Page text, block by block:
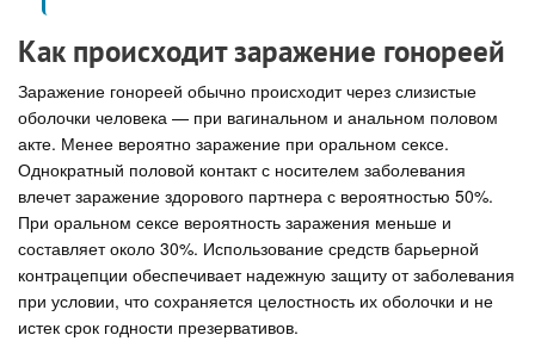
Как происходит заражение гонореей
Заражение гонореей обычно происходит через слизистые
оболочки человека — при вагинальном и анальном половом
акте. Менее вероятно заражение при оральном сексе.
Однократный половой контакт с носителем заболевания
влечет заражение здорового партнера с вероятностью 50%.
При оральном сексе вероятность заражения меньше и
составляет около 30%. Использование средств барьерной
контрацепции обеспечивает надежную защиту от заболевания
при условии, что сохраняется целостность их оболочки и не
истек срок годности презервативов.